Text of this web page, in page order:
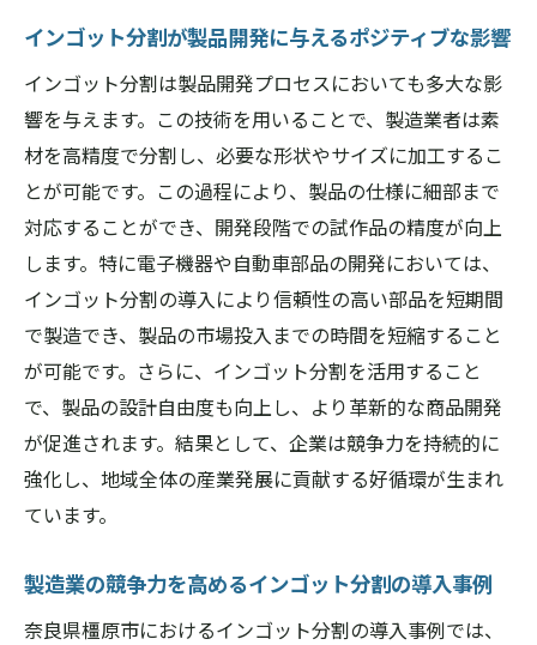
インゴット分割が製品開発に与えるポジティブな影響
インゴット分割は製品開発プロセスにおいても多大な影
響を与えます。この技術を用いることで、製造業者は素
材を高精度で分割し、必要な形状やサイズに加工するこ
とが可能です。この過程により、製品の仕様に細部まで
対応することができ、開発段階での試作品の精度が向上
します。特に電子機器や自動車部品の開発においては、
インゴット分割の導入により信頼性の高い部品を短期間
で製造でき、製品の市場投入までの時間を短縮すること
が可能です。さらに、インゴット分割を活用すること
で、製品の設計自由度も向上し、より革新的な商品開発
が促進されます。結果として、企業は競争力を持続的に
強化し、地域全体の産業発展に貢献する好循環が生まれ
ています。
製造業の競争力を高めるインゴット分割の導入事例
奈良県橿原市におけるインゴット分割の導入事例では、